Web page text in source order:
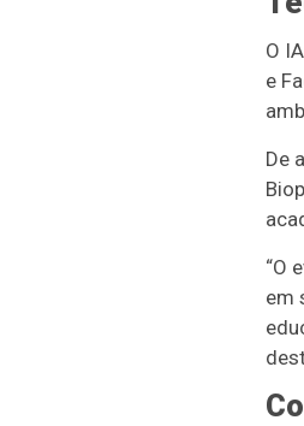
O
e
De
“O
em